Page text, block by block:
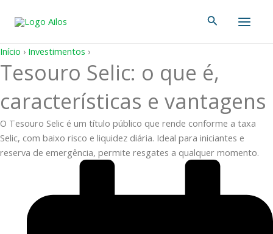
para
conteúdo
Pesquisar
Início › Investimentos ›
Tesouro Selic: o que é,
características e vantagens
O Tesouro Selic é um título público que rende conforme a taxa
Selic, com baixo risco e liquidez diária. Ideal para iniciantes e
reserva de emergência, permite resgates a qualquer momento.